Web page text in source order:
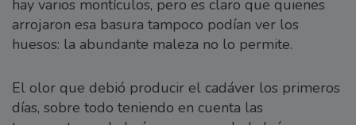
hay varios montículos, pero es claro que quienes
arrojaron esa basura tampoco podían ver los
huesos: la abundante maleza no lo permite.
El olor que debió producir el cadáver los primeros
días, sobre todo teniendo en cuenta las